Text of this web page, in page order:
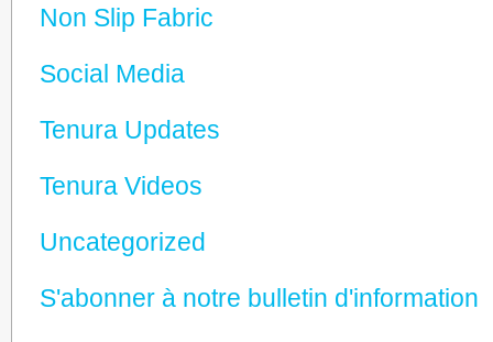
Non Slip Fabric
Social Media
Tenura Updates
Tenura Videos
Unca­tego­rized
S'abonner à notre bulletin d'information